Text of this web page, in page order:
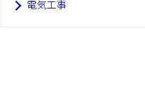
電気工事